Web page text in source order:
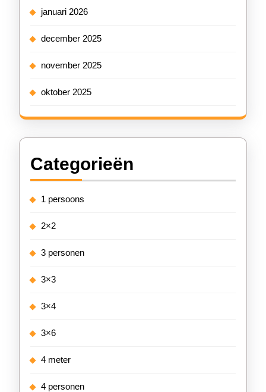
januari 2026
december 2025
november 2025
oktober 2025
Categorieën
1 persoons
2×2
3 personen
3×3
3×4
3×6
4 meter
4 personen